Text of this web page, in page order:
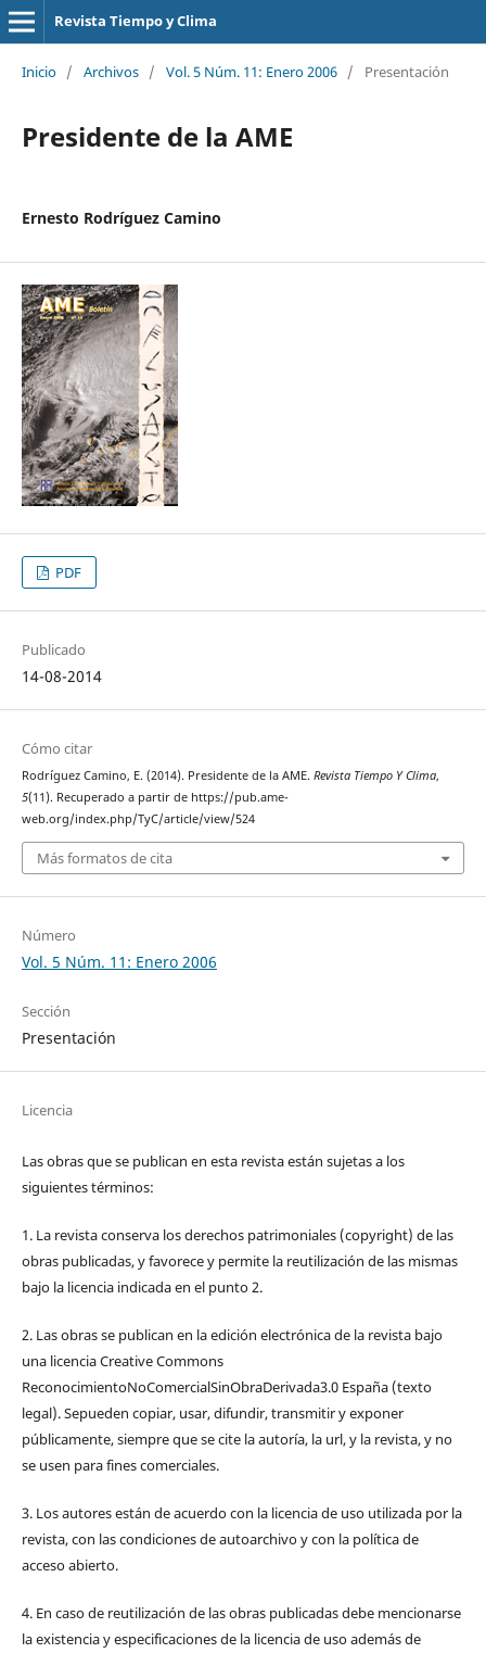
Revista Tiempo y Clima
Inicio / Archivos / Vol. 5 Núm. 11: Enero 2006 / Presentación
Presidente de la AME
Ernesto Rodríguez Camino
PDF
Publicado
14-08-2014
Cómo citar
Rodríguez Camino, E. (2014). Presidente de la AME. Revista Tiempo Y Clima,
5(11). Recuperado a partir de https://pub.ame-
web.org/index.php/TyC/article/view/524
Más formatos de cita
Número
Vol. 5 Núm. 11: Enero 2006
Sección
Presentación
Licencia
Las obras que se publican en esta revista están sujetas a los
siguientes términos:
1. La revista conserva los derechos patrimoniales (copyright) de las
obras publicadas, y favorece y permite la reutilización de las mismas
bajo la licencia indicada en el punto 2.
2. Las obras se publican en la edición electrónica de la revista bajo
una licencia Creative Commons
ReconocimientoNoComercialSinObraDerivada3.0 España (texto
legal). Sepueden copiar, usar, difundir, transmitir y exponer
públicamente, siempre que se cite la autoría, la url, y la revista, y no
se usen para fines comerciales.
3. Los autores están de acuerdo con la licencia de uso utilizada por la
revista, con las condiciones de autoarchivo y con la política de
acceso abierto.
4. En caso de reutilización de las obras publicadas debe mencionarse
la existencia y especificaciones de la licencia de uso además de